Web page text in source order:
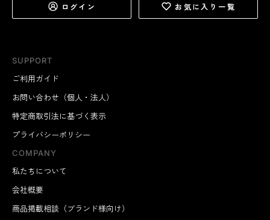
SUPPORT
ご利用ガイド
お問い合わせ（個人・法人）
特定商取引法に基づく表示
プライバシーポリシー
COMPANY
私たちについて
会社概要
商品掲載相談（ブランド様向け）
ログイン お気に入り一覧